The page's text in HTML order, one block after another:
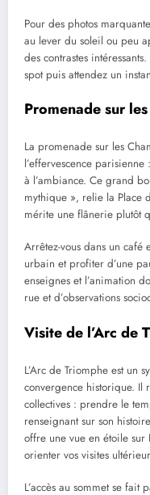
Pour des photos
au lever du soleil ou peu
des contrastes
spot puis attendez un
Promenade sur
La promenade sur les
l’effervescence
à l’ambiance. Ce grand
mythique », relie la Place
mérite une flânerie plutôt
Arrêtez-vous dans un café
urbain et profiter d’une
enseignes et l’animation
rue et d’observations
Visite de l’Arc de
L’Arc de Triomphe est un
convergence historique. Il
collectives : prendre le
renseignant sur son
offre une vue en étoile
orienter vos visites
L’accès au sommet se